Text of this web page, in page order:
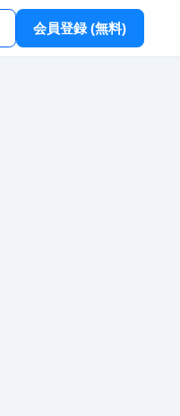
会員登録 (無料)